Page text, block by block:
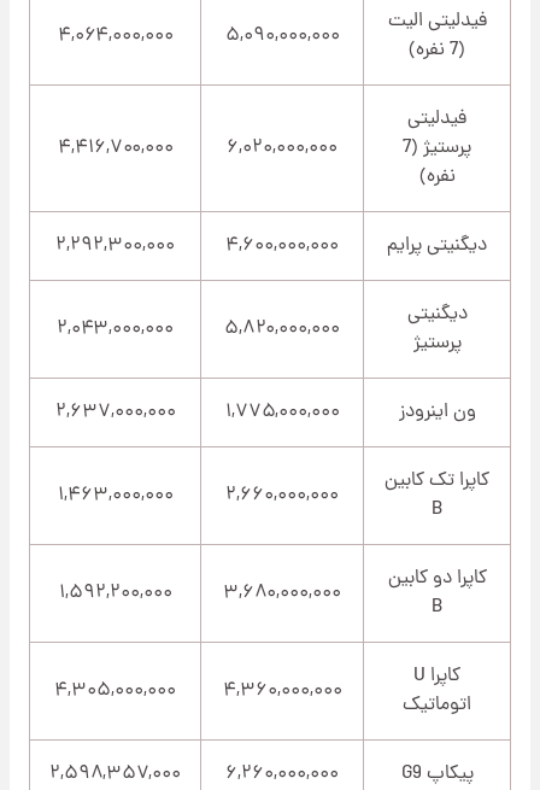
فیدلیتی الیت
(7 نفره)
۵,۰۹۰,۰۰۰,۰۰۰ ۴,۰۶۴,۰۰۰,۰۰۰
فیدلیتی
پرستیژ (7
نفره)
۶,۰۲۰,۰۰۰,۰۰۰ ۴,۴۱۶,۷۰۰,۰۰۰
دیگنیتی پرایم ۴,۶۰۰,۰۰۰,۰۰۰ ۲,۲۹۲,۳۰۰,۰۰۰
دیگنیتی
پرستیژ
۵,۸۲۰,۰۰۰,۰۰۰ ۲,۰۴۳,۰۰۰,۰۰۰
ون اینرودز ۱,۷۷۵,۰۰۰,۰۰۰ ۲,۶۳۷,۰۰۰,۰۰۰
کاپرا تک کابین
B
۲,۶۶۰,۰۰۰,۰۰۰ ۱,۴۶۳,۰۰۰,۰۰۰
کاپرا دو کابین
B
۳,۶۸۰,۰۰۰,۰۰۰ ۱,۵۹۲,۲۰۰,۰۰۰
کاپرا U
اتوماتیک
۴,۳۶۰,۰۰۰,۰۰۰ ۴,۳۰۵,۰۰۰,۰۰۰
پیکاپ G9 ۶,۲۶۰,۰۰۰,۰۰۰ ۲,۵۹۸,۳۵۷,۰۰۰